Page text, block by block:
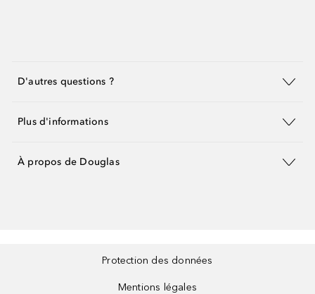
D'autres questions ?
Plus d'informations
À propos de Douglas
Protection des données
Mentions légales